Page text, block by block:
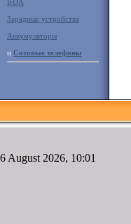
IrDA
Зарядные устройства
Аккумуляторы
и Сотовые телефоны
6 August 2026, 10:01